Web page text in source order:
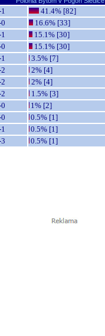
41.4% [82]
16.6% [33]
15.1% [30]
15.1% [30]
3.5% [7]
2% [4]
2% [4]
1.5% [3]
1% [2]
0.5% [1]
0.5% [1]
0.5% [1]